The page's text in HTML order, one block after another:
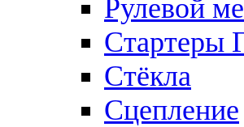
Рулевой
Стартеры
Стёкла
Сцепление